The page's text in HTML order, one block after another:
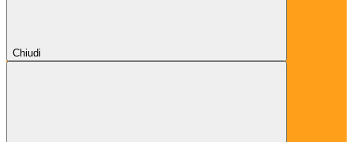
Chiudi